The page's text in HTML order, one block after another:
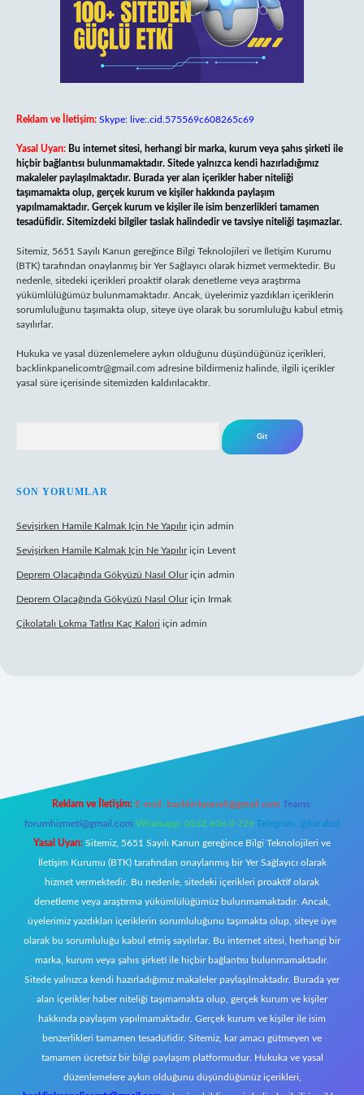
Reklam ve İletişim: Skype: live:.cid.575569c608265c69
Yasal Uyarı: Bu internet sitesi, herhangi bir marka, kurum veya şahıs şirketi ile
hiçbir bağlantısı bulunmamaktadır. Sitede yalnızca kendi hazırladığımız
makaleler paylaşılmaktadır. Burada yer alan içerikler haber niteliği
taşımamakta olup, gerçek kurum ve kişiler hakkında paylaşım
yapılmamaktadır. Gerçek kurum ve kişiler ile isim benzerlikleri tamamen
tesadüfidir. Sitemizdeki bilgiler taslak halindedir ve tavsiye niteliği taşımazlar.
Sitemiz, 5651 Sayılı Kanun gereğince Bilgi Teknolojileri ve İletişim Kurumu
(BTK) tarafından onaylanmış bir Yer Sağlayıcı olarak hizmet vermektedir. Bu
nedenle, sitedeki içerikleri proaktif olarak denetleme veya araştırma
yükümlülüğümüz bulunmamaktadır. Ancak, üyelerimiz yazdıkları içeriklerin
sorumluluğunu taşımakta olup, siteye üye olarak bu sorumluluğu kabul etmiş
sayılırlar.
Hukuka ve yasal düzenlemelere aykırı olduğunu düşündüğünüz içerikleri,
backlinkpanelicomtr@gmail.com adresine bildirmeniz halinde, ilgili içerikler
yasal süre içerisinde sitemizden kaldırılacaktır.
SON YORUMLAR
Sevişirken Hamile Kalmak Için Ne Yapılıriçin admin
Sevişirken Hamile Kalmak Için Ne Yapılıriçin Levent
Deprem Olacağında Gökyüzü Nasıl Oluriçin admin
Deprem Olacağında Gökyüzü Nasıl Oluriçin Irmak
Çikolatalı Lokma Tatlısı Kaç Kalori için admin
Reklam ve İletişim: E-mail: backlinkpaneli@gmail.com Teams:
forumhizmeti@gmail.com Whatsapp: 0262 606 0 726 Telegram: @karabul
Yasal Uyarı: Sitemiz, 5651 Sayılı Kanun gereğince Bilgi Teknolojileri ve
İletişim Kurumu (BTK) tarafından onaylanmış bir Yer Sağlayıcı olarak
hizmet vermektedir. Bu nedenle, sitedeki içerikleri proaktif olarak
denetleme veya araştırma yükümlülüğümüz bulunmamaktadır. Ancak,
üyelerimiz yazdıkları içeriklerin sorumluluğunu taşımakta olup, siteye üye
olarak bu sorumluluğu kabul etmiş sayılırlar. Bu internet sitesi, herhangi bir
marka, kurum veya şahıs şirketi ile hiçbir bağlantısı bulunmamaktadır.
Sitede yalnızca kendi hazırladığımız makaleler paylaşılmaktadır. Burada yer
alan içerikler haber niteliği taşımamakta olup, gerçek kurum ve kişiler
hakkında paylaşım yapılmamaktadır. Gerçek kurum ve kişiler ile isim
benzerlikleri tamamen tesadüfidir. Sitemiz, kar amacı gütmeyen ve
tamamen ücretsiz bir bilgi paylaşım platformudur. Hukuka ve yasal
düzenlemelere aykırı olduğunu düşündüğünüz içerikleri,